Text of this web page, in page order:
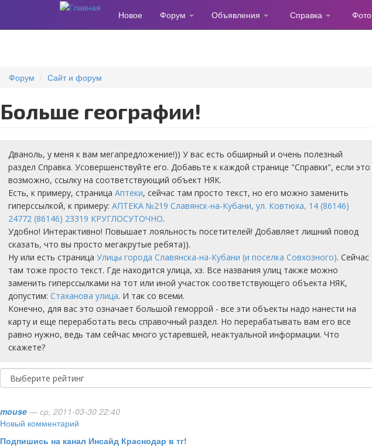
Новое Форум Объявления Справка Фото
Форум Сайт и форум
Больше географии!
Дваноль, у меня к вам мегапредложение!)) У вас есть обширный и очень полезный
раздел Справка. Усовершенствуйте его. Добавьте к каждой странице "Справки", если это
возможно, ссылку на соответствующий объект НЯК.
Есть, к примеру, страница Аптеки, сейчас там просто текст, но его можно заменить
гиперссылкой, к примеру: АПТЕКА №219 Славянск-на-Кубани, ул. Ковтюха, 14 (86146)
24772 (86146) 23319 КРУГЛОСУТОЧНО.
Удобно! Интерактивно! Повышает лояльность посетителей! Добавляет лишний повод
сказать, что вы просто мегакрутые ребята)).
Ну или есть страница Улицы города Славянска-на-Кубани (и поселка Совхозного). Сейчас
там тоже просто текст. Где находится улица, хз. Все названия улиц также можно
заменить гиперссылками на тот или иной участок соответствующего объекта НЯК,
допустим: Стаханова улица. И так со всеми.
Конечно, для вас это означает большой геморрой - все эти объекты надо нанести на
карту и еще переработать весь справочный раздел. Но перерабатывать вам его все
равно нужно, ведь там сейчас много устаревшей, неактуальной информации. Что
скажете?
mouse — ср, 2011-03-30 22:40
Новый комментарий
Подпишись на канал Инсайд Краснодар в тг!